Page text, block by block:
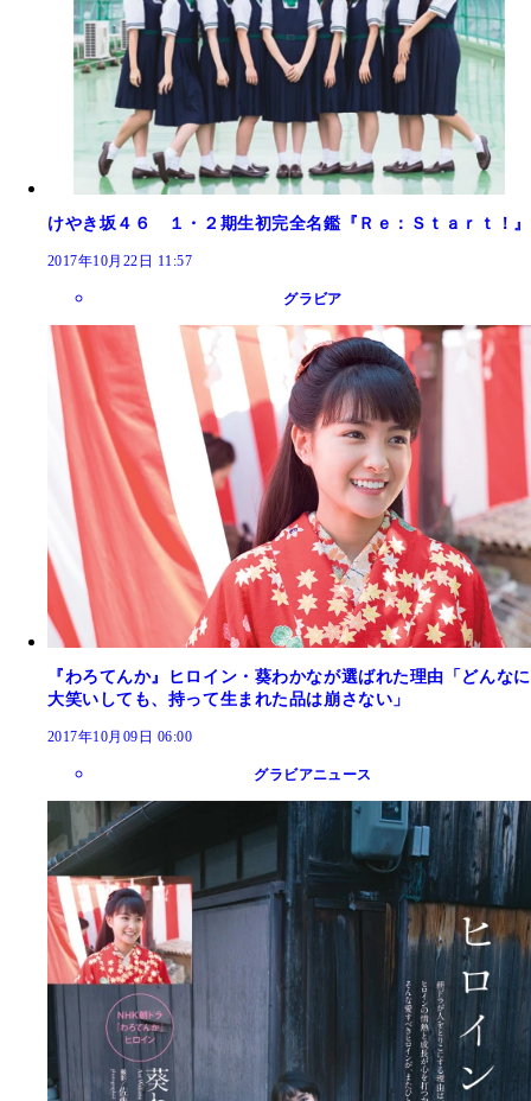
けやき坂４６ １・２期生初完全名鑑『Ｒｅ：Ｓｔａｒｔ！』
2017年10月22日 11:57
グラビア
『わろてんか』ヒロイン・葵わかなが選ばれた理由「どんなに
大笑いしても、持って生まれた品は崩さない」
2017年10月09日 06:00
グラビアニュース